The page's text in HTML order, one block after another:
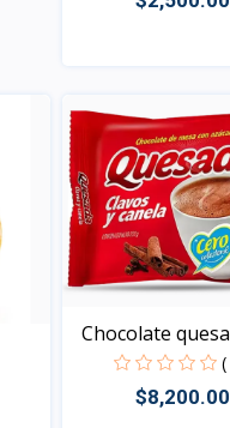
Chocolate
clavo...
$8,200.00